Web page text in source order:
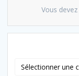
Vous devez